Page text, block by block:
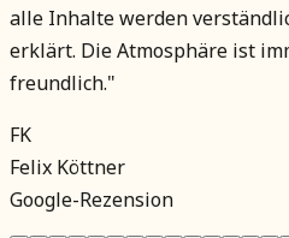
alle Inhalte werden
erklärt. Die Atmosphäre ist
freundlich."
FK
Felix Köttner
Google-Rezension